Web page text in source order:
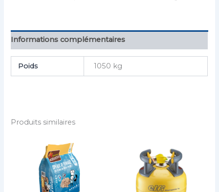
Informations complémentaires
Poids 1050 kg
Produits similaires